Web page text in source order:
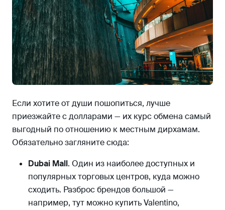
Если хотите от души пошопиться, лучше
приезжайте с долларами — их курс обмена самый
выгодный по отношению к местным дирхамам.
Обязательно загляните сюда:
Dubai Mall. Один из наиболее доступных и
популярных торговых центров, куда можно
сходить. Разброс брендов большой —
например, тут можно купить Valentino,